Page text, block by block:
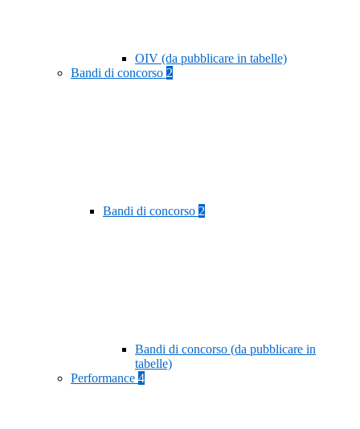
OIV (da pubblicare in tabelle)
Bandi di concorso 2
Bandi di concorso 2
Bandi di concorso (da pubblicare in
tabelle)
Performance 4